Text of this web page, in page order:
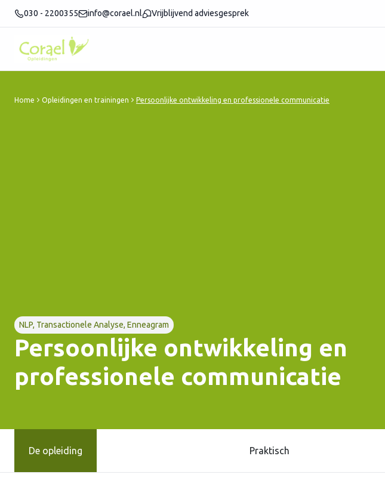
030 - 2200355 info@corael.nl Vrijblijvend adviesgesprek
Home Opleidingen en trainingen Persoonlijke ontwikkeling en professionele communicatie
NLP, Transactionele Analyse, Enneagram
Persoonlijke ontwikkeling en
professionele communicatie
De opleiding Praktisch